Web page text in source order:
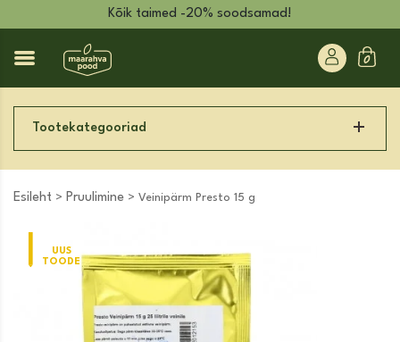
Kõik taimed -20% soodsamad!
Tootekategooriad
Esileht > Pruulimine > Veinipärm Presto 15 g
UUS
TOODE